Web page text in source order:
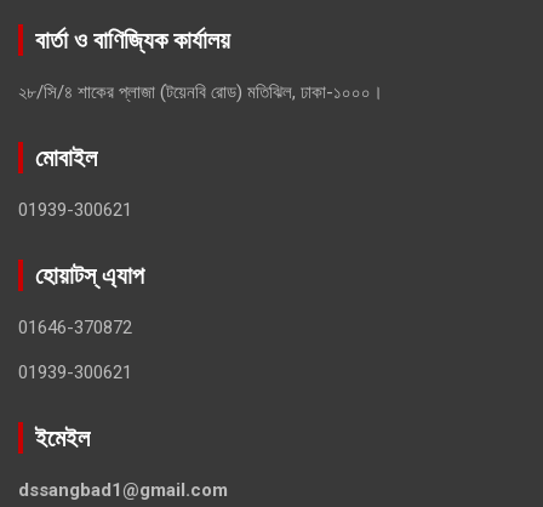
বার্তা ও বাণিজ্যিক কার্যালয়
২৮/সি/৪ শাকের প্লাজা (টয়েনবি রোড) মতিঝিল, ঢাকা-১০০০।
মোবাইল
01939-300621
হোয়াটস্ এ্যাপ
01646-370872
01939-300621
ইমেইল
dssangbad1@gmail.com